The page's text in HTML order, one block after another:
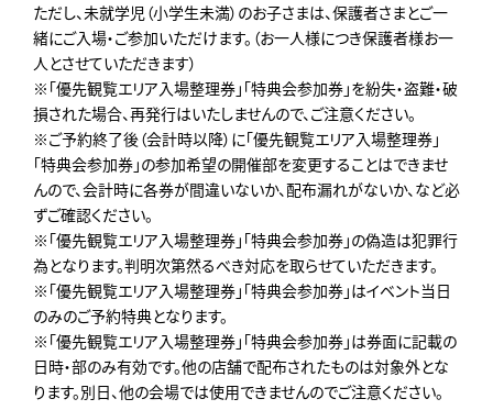
ただし、未就学児（小学生未満）のお子さまは、保護者さまとご一
緒にご入場・ご参加いただけます。（お一人様につき保護者様お一
人とさせていただきます）
※「優先観覧エリア入場整理券」「特典会参加券」を紛失・盗難・破
損された場合、再発行はいたしませんので、ご注意ください。
※ご予約終了後（会計時以降）に「優先観覧エリア入場整理券」
「特典会参加券」の参加希望の開催部を変更することはできませ
んので、会計時に各券が間違いないか、配布漏れがないか、など必
ずご確認ください。
※「優先観覧エリア入場整理券」「特典会参加券」の偽造は犯罪行
為となります。判明次第然るべき対応を取らせていただきます。
※「優先観覧エリア入場整理券」「特典会参加券」はイベント当日
のみのご予約特典となります。
※「優先観覧エリア入場整理券」「特典会参加券」は券面に記載の
日時・部のみ有効です。他の店舗で配布されたものは対象外とな
ります。別日、他の会場では使用できませんのでご注意ください。